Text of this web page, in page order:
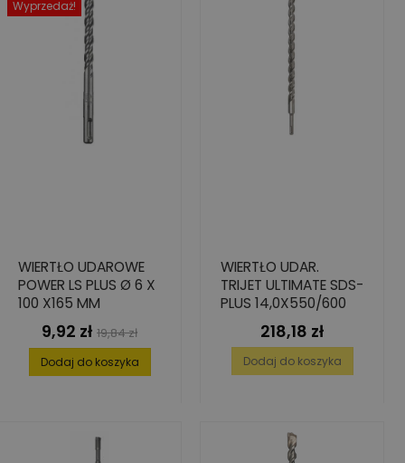
Wyprzedaż!
WIERTŁO UDAROWE
POWER LS PLUS Ø 6 X
100 X165 MM
Cena
9,92 zł Cena
podstawowa
19,84 zł
Dodaj do koszyka
WIERTŁO UDAR.
TRIJET ULTIMATE SDS-
PLUS 14,0X550/600
Cena
218,18 zł
Dodaj do koszyka